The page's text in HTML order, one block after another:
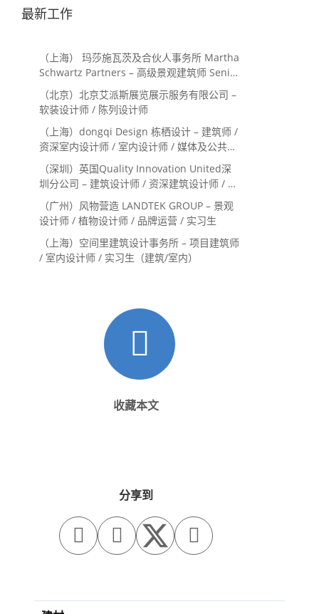
最新工作
（上海） 玛莎施瓦茨及合伙人事务所 Martha
Schwartz Partners – 高级景观建筑师 Senior
Landscape Designer / 景观建筑师
Landscape Designer
（北京）北京艾派斯展览展示服务有限公司 –
软装设计师 / 陈列设计师
（上海）dongqi Design 栋栖设计 – 建筑师 /
资深室内设计师 / 室内设计师 / 媒体及公共关
系主管 / 设计实习生（常年招聘）
（深圳）英国Quality Innovation United深
圳分公司 – 建筑设计师 / 资深建筑设计师 / 室
内设计师 / 设计实习生
（广州）风物营造 LANDTEK GROUP – 景观
设计师 / 植物设计师 / 品牌运营 / 实习生
（上海）空间里建筑设计事务所 – 项目建筑师
/ 室内设计师 / 实习生（建筑/室内）
收藏本文
分享到
  